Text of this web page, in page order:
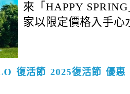
來「HAPPY
家以限定價格入手
復活節 2025復活節 優惠